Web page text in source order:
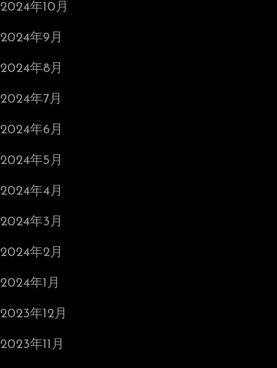
2024年10月
2024年9月
2024年8月
2024年7月
2024年6月
2024年5月
2024年4月
2024年3月
2024年2月
2024年1月
2023年12月
2023年11月